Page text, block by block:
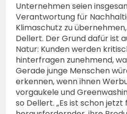
Unternehmen seien
Verantwortung für
Klimaschutz zu
Dellert. Der Grund dafür ist
Natur: Kunden werden
hinterfragen zunehmend,
Gerade junge Menschen
erkennen, wenn ihnen
vorgaukele und
so Dellert. „Es ist schon